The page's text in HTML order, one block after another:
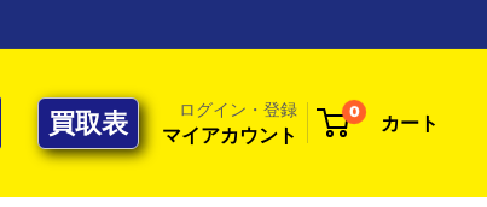
買取表 ログイン・登録
マイアカウント
0 カート